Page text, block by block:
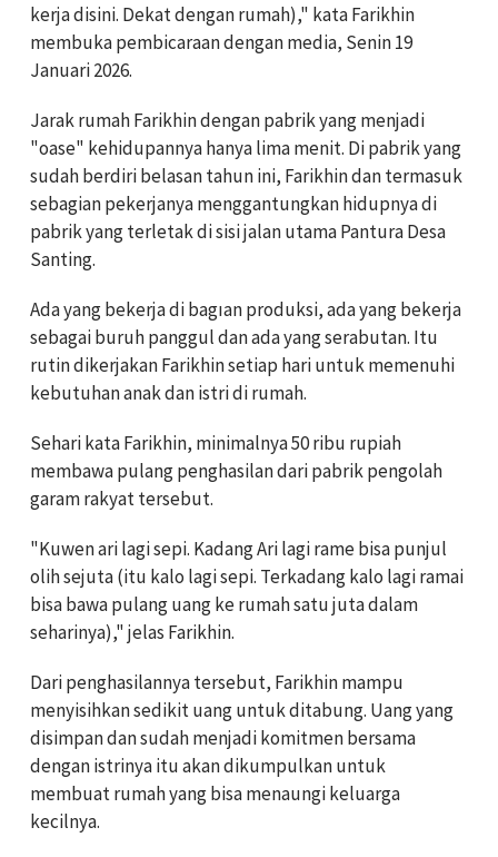
kerja disini. Dekat dengan rumah)," kata Farikhin
membuka pembicaraan dengan media, Senin 19
Januari 2026.
Jarak rumah Farikhin dengan pabrik yang menjadi
"oase" kehidupannya hanya lima menit. Di pabrik yang
sudah berdiri belasan tahun ini, Farikhin dan termasuk
sebagian pekerjanya menggantungkan hidupnya di
pabrik yang terletak di sisi jalan utama Pantura Desa
Santing.
Ada yang bekerja di bagıan produksi, ada yang bekerja
sebagai buruh panggul dan ada yang serabutan. Itu
rutin dikerjakan Farikhin setiap hari untuk memenuhi
kebutuhan anak dan istri di rumah.
Sehari kata Farikhin, minimalnya 50 ribu rupiah
membawa pulang penghasilan dari pabrik pengolah
garam rakyat tersebut.
"Kuwen ari lagi sepi. Kadang Ari lagi rame bisa punjul
olih sejuta (itu kalo lagi sepi. Terkadang kalo lagi ramai
bisa bawa pulang uang ke rumah satu juta dalam
seharinya)," jelas Farikhin.
Dari penghasilannya tersebut, Farikhin mampu
menyisihkan sedikit uang untuk ditabung. Uang yang
disimpan dan sudah menjadi komitmen bersama
dengan istrinya itu akan dikumpulkan untuk
membuat rumah yang bisa menaungi keluarga
kecilnya.